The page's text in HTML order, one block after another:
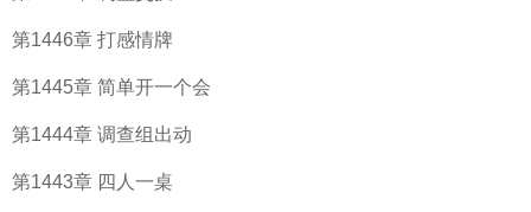
第1446章 打感情牌
第1445章 简单开一个会
第1444章 调查组出动
第1443章 四人一桌